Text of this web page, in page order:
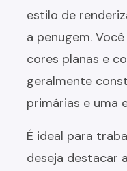
estilo de
a penugem.
cores planas e
geralmente
primárias e uma
É ideal para
deseja destacar